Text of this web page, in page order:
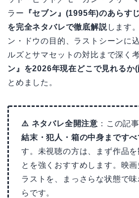
ラー 『セブン』(1995年)のあらす
を完全ネタバレで徹底解説します
ン・ドウの目的、ラストシーンに
ルズとサマセットの対比まで深く
ン』を2026年現在どこで見れるか
とめました。
⚠️ ネタバレ全開注意 ：この記
結末・犯人・箱の中身まですべ
す。未視聴の方は、まず作品を
とを強くおすすめします。映
ラストを、まっさらな状態で
らです。